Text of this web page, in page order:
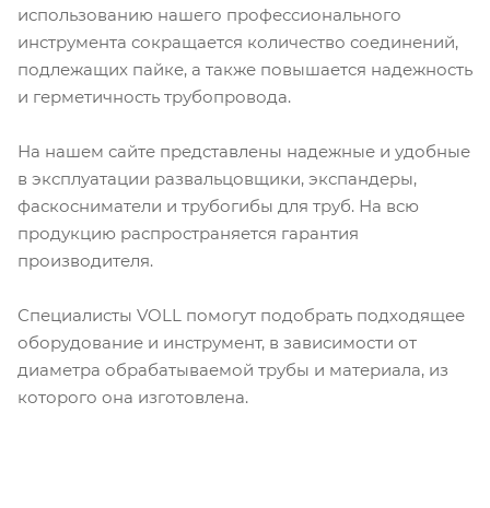
использованию нашего профессионального
инструмента сокращается количество соединений,
подлежащих пайке, а также повышается надежность
и герметичность трубопровода.
На нашем сайте представлены надежные и удобные
в эксплуатации развальцовщики, экспандеры,
фаскосниматели и трубогибы для труб. На всю
продукцию распространяется гарантия
производителя.
Специалисты VOLL помогут подобрать подходящее
оборудование и инструмент, в зависимости от
диаметра обрабатываемой трубы и материала, из
которого она изготовлена.